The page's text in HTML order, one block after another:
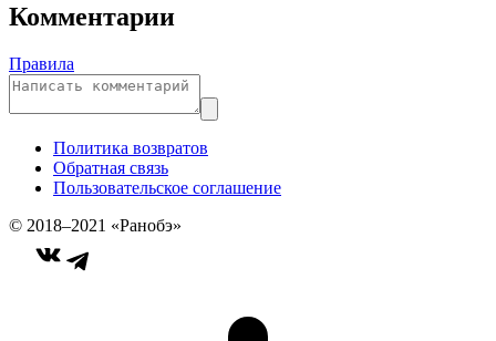
Комментарии
Правила
Политика возвратов
Обратная связь
Пользовательское соглашение
© 2018–2021 «Ранобэ»